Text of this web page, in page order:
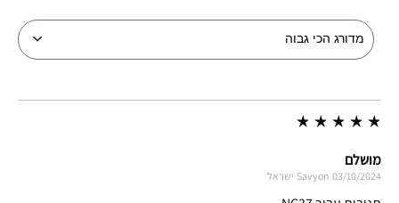
מושלם
03/10/2024
Savyon ישראל